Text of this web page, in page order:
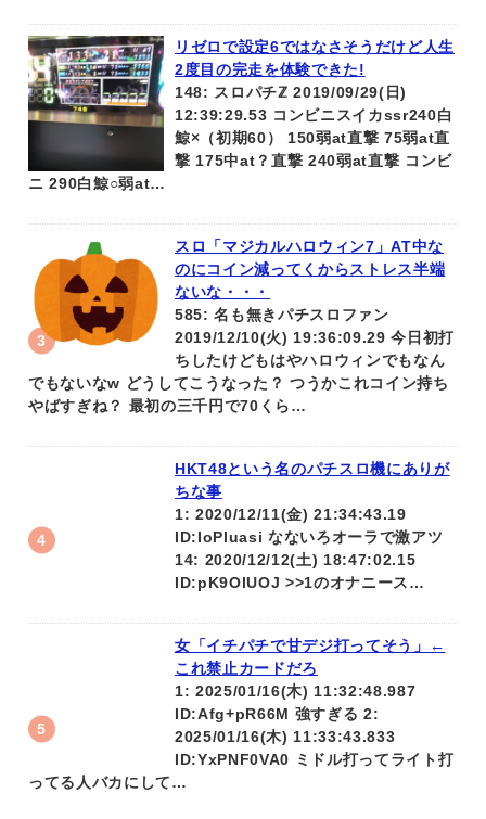
リゼロで設定6ではなさそうだけど人生
2度目の完走を体験できた!
148: スロパチℤ 2019/09/29(日)
12:39:29.53 コンビニスイカssr240白
鯨×（初期60） 150弱at直撃 75弱at直
撃 175中at？直撃 240弱at直撃 コンビ
ニ 290白鯨○弱at…
スロ「マジカルハロウィン7」AT中な
のにコイン減ってくからストレス半端
ないな・・・
585: 名も無きパチスロファン
2019/12/10(火) 19:36:09.29 今日初打
ちしたけどもはやハロウィンでもなん
でもないなw どうしてこうなった？ つうかこれコイン持ち
やばすぎね？ 最初の三千円で70くら…
HKT48という名のパチスロ機にありが
ちな事
1: 2020/12/11(金) 21:34:43.19
ID:IoPluasi なないろオーラで激アツ
14: 2020/12/12(土) 18:47:02.15
ID:pK9OlUOJ >>1のオナニース…
女「イチパチで甘デジ打ってそう」←
これ禁止カードだろ
1: 2025/01/16(木) 11:32:48.987
ID:Afg+pR66M 強すぎる 2:
2025/01/16(木) 11:33:43.833
ID:YxPNF0VA0 ミドル打ってライト打
ってる人バカにして…